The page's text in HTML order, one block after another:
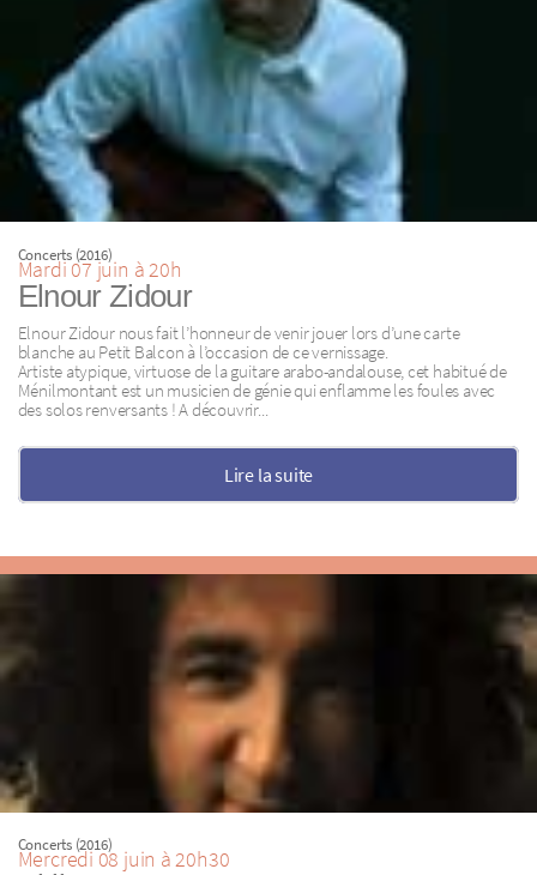
Concerts (2016)
Mardi 07 juin à 20h
Elnour Zidour
Elnour Zidour nous fait l’honneur de venir jouer lors d’une carte
blanche au Petit Balcon à l’occasion de ce vernissage.
Artiste atypique, virtuose de la guitare arabo-andalouse, cet habitué de
Ménilmontant est un musicien de génie qui enflamme les foules avec
des solos renversants ! A découvrir...
Lire la suite
Concerts (2016)
Mercredi 08 juin à 20h30